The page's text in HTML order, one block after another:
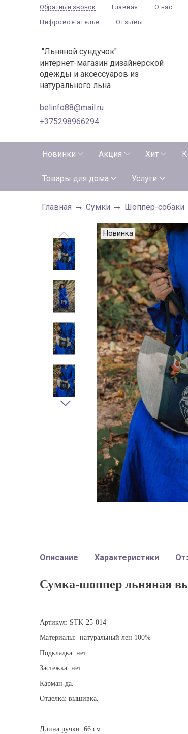
Обратный звонок Главная О нас
Цифровое ателье Отзывы
"Льняной сундучок"
интернет-магазин дизайнерской
одежды и аксессуаров из
натурального льна
belinfo88@mail.ru
+375298966294
Новинки Акция Хит
Товары для дома Услуги
Главная Сумки Шоппер-собаки
Новинка
Описание
Сумка-шоппер льняная
Артикул: STK-25-014
Материалы: натуральный лен 100%
Подкладка: нет
Застежка: нет
Карман-да.
Отделка: вышивка.
Длина ручки: 66 см.
Характеристики